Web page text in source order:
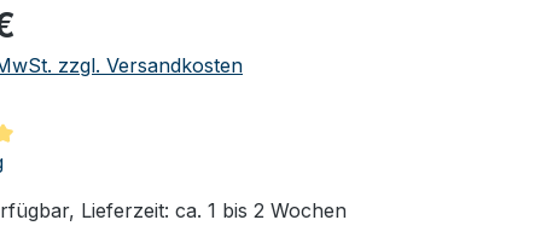
zzgl. Versandkosten
Bewertung von 5 von 5 Sternen
Lieferzeit: ca. 1 bis 2 Wochen